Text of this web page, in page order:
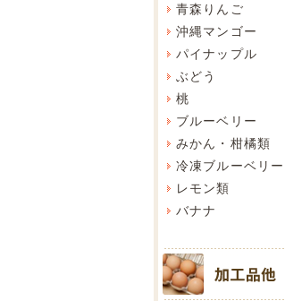
青森りんご
沖縄マンゴー
パイナップル
ぶどう
桃
ブルーベリー
みかん・柑橘類
冷凍ブルーベリー
レモン類
バナナ